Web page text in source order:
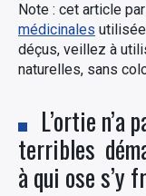
Note : cet article
médicinales
déçus, veillez à
naturelles, sans
L’ortie n’a
terribles
à qui ose s’y